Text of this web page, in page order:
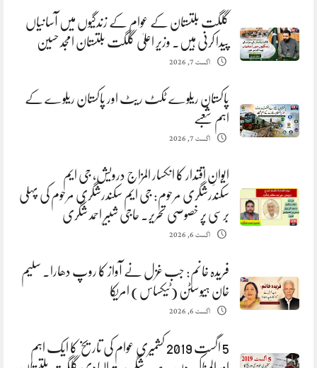
گلگت بلتستان کے عوام کے زندگیوں میں آسانیاں
پیدا کرنی ہیں. وزیر اعلیٰ گلگت بلتستان امجد حسین
اگست 7, 2026
پاکستان ریلوے ٹکٹ ریٹ اور پاکستان ریلوے کے
اہم شعبے
اگست 7, 2026
ایوانِ اقتدار کا انکسار المزاج درویش، جی ایم
سکندرشگری مرحوم: جی ایم سکندرشگری مرحوم کی پہلی
برسی پر خصوصی تحریر. حاجی شبیر احمد شگری
اگست 6, 2026
فریدہ خانم: جب غزل نے آواز کا روپ دھارا. سلیم
خان ہیوسٹن (ٹیکساس) امریکا
اگست 6, 2026
5 اگست 2019 کشمیری عوام کی تاریخ کا ایک اہم